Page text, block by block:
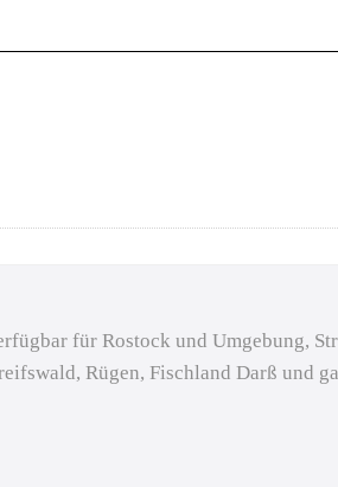
für Rostock und Umgebung,
Rügen, Fischland Darß und